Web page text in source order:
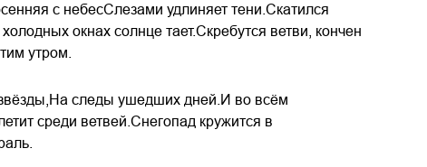
с небесСлезами удлиняет тени.Скатился
окнах солнце тает.Скребутся ветви, кончен
утром.
следы ушедших дней.И во всём
среди ветвей.Снегопад кружится в